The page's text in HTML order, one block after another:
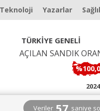
Teknoloji Yazarlar
TÜRKİYE GENELİ
AÇILAN SANDIK
%100,0
Veriler saniye